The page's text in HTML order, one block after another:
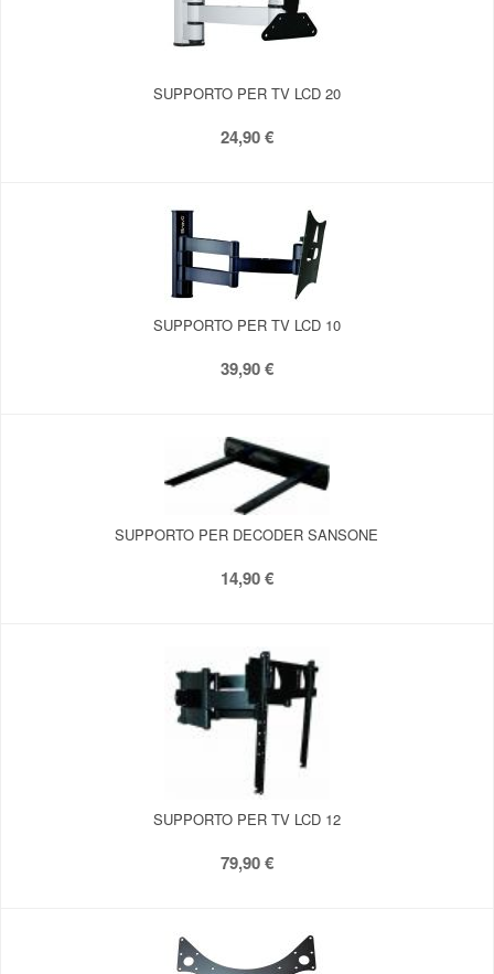
SUPPORTO PER TV LCD 20
24,90 €
SUPPORTO PER TV LCD 10
39,90 €
SUPPORTO PER DECODER SANSONE
14,90 €
SUPPORTO PER TV LCD 12
79,90 €